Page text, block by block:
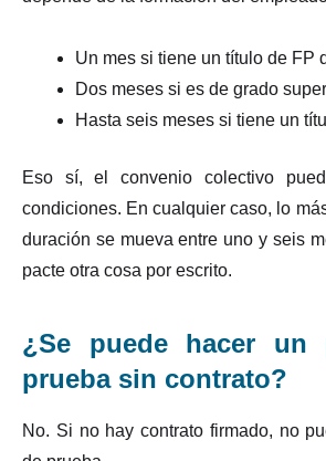
Un mes si tiene un título de FP
Dos meses si es de grado
Hasta seis meses si tiene un
Eso sí, el convenio colectivo
condiciones. En cualquier caso, lo
duración se mueva entre uno y seis
pacte otra cosa por escrito.
¿Se puede hacer un
prueba sin contrato?
No. Si no hay contrato firmado, no